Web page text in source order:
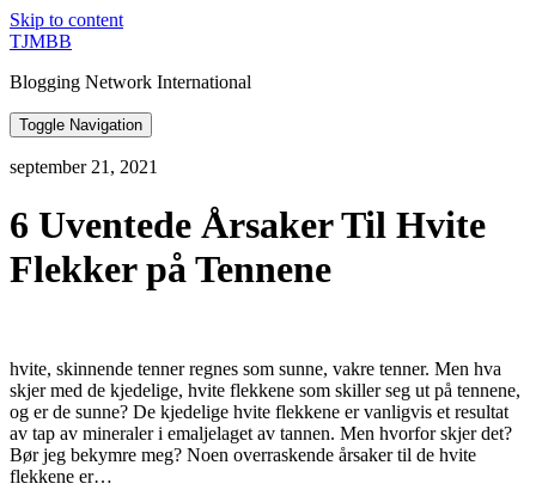
Skip to content
TJMBB
Blogging Network International
Toggle Navigation
september 21, 2021
6 Uventede Årsaker Til Hvite
Flekker på Tennene
hvite, skinnende tenner regnes som sunne, vakre tenner. Men hva
skjer med de kjedelige, hvite flekkene som skiller seg ut på tennene,
og er de sunne? De kjedelige hvite flekkene er vanligvis et resultat
av tap av mineraler i emaljelaget av tannen. Men hvorfor skjer det?
Bør jeg bekymre meg? Noen overraskende årsaker til de hvite
flekkene er…